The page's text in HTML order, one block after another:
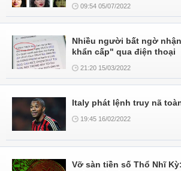
09:54 05/07/2022
Nhiều người bất ngờ
khẩn cấp" qua điện thoại
21:20 15/03/2022
Italy phát lệnh truy nã
19:45 16/02/2022
Vỡ sàn tiền số Thổ Nhĩ